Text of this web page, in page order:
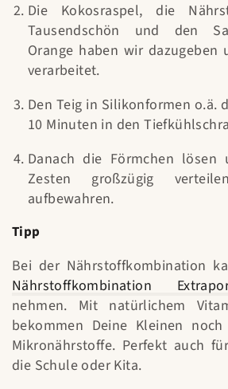
Die Kokosraspel, die
Tausendschön und den
Orange haben wir dazugeben
verarbeitet.
Den Teig in Silikonformen o.ä.
10 Minuten in den
Danach die Förmchen lösen
Zesten großzügig
aufbewahren.
Tipp
Bei der Nährstoffkombination
Nährstoffkombination
nehmen. Mit natürlichem
bekommen Deine Kleinen
Mikronährstoffe. Perfekt auch
die Schule oder Kita.